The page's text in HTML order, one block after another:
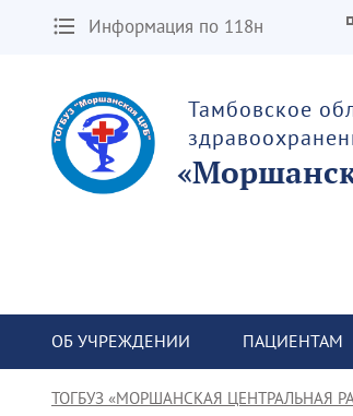
Информация по 118н
Тамбовское
ОБ УЧРЕЖДЕНИИ ПАЦИЕНТАМ
ТОГБУЗ «МОРШАНСКАЯ ЦЕНТРАЛЬНАЯ